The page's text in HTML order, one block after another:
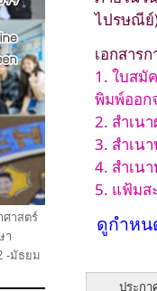
ไปรษณีย์
เอกสาร
1. ใบสมั
พิมพ์ออก
2. สำเน
3. สำเน
4. สำเน
5. แฟ้มส
ดูกำหน
ประก
ศาสตร์
า
-มัธยม